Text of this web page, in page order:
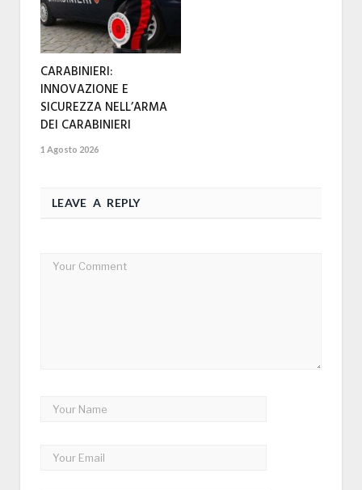
CARABINIERI:
INNOVAZIONE E
SICUREZZA NELL’ARMA
DEI CARABINIERI
1 Agosto 2026
LEAVE A REPLY